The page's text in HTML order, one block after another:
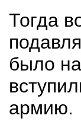
Тогда
было
армию.